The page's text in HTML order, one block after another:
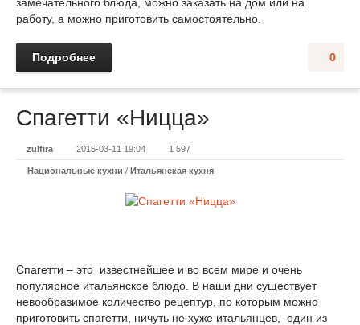
работу, а можно приготовить самостоятельно.
0
Подробнее
Спагетти «Ницца»
zulfira 2015-03-11 19:04 1 597
Национальные кухни / Итальянская кухня
Спагетти – это известнейшее и во всем мире и очень
популярное итальянское блюдо. В наши дни существует
невообразимое количество рецептур, по которым можно
приготовить спагетти, ничуть не хуже итальянцев, один из